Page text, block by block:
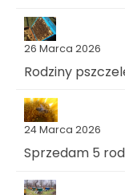
26 Marca 2026
Rodziny
24 Marca 2026
Sprzedam 5